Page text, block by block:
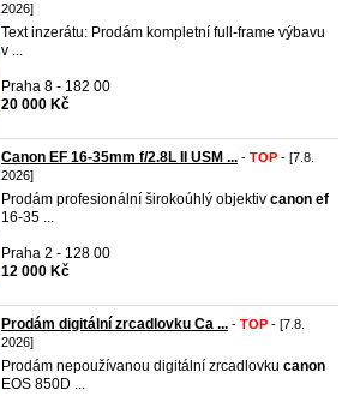
2026]
Text inzerátu: Prodám kompletní full-frame výbavu
v ...
Praha 8 - 182 00
20 000 Kč
Canon EF 16-35mm f/2.8L II USM ... - TOP - [7.8.
2026]
Prodám profesionální širokoúhlý objektiv canon ef
16-35 ...
Praha 2 - 128 00
12 000 Kč
Prodám digitální zrcadlovku Ca ... - TOP - [7.8.
2026]
Prodám nepoužívanou digitální zrcadlovku canon
EOS 850D ...